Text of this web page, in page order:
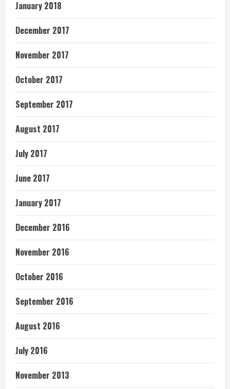
January 2018
December 2017
November 2017
October 2017
September 2017
August 2017
July 2017
June 2017
January 2017
December 2016
November 2016
October 2016
September 2016
August 2016
July 2016
November 2013